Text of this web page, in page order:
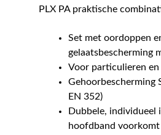
PLX PA praktische
Set met oordoppen
gelaatsbescherming
Voor particulieren
Gehoorbescherming
EN 352)
Dubbele, individueel
hoofdband